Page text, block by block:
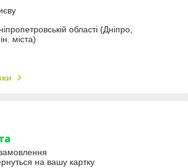
області (Дніпро,
міста)
на вашу картку